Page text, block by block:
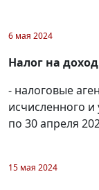
6 мая 2024
Налог на
- налоговые
исчисленного и
по 30 апреля
15 мая 2024